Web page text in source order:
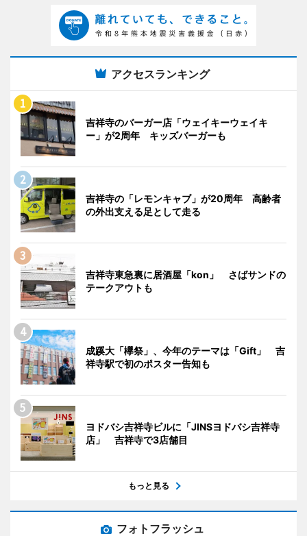
アクセスランキング
吉祥寺のバーガー店「ウェイキーウェイキ
ー」が2周年 キッズバーガーも
吉祥寺の「レモンキャブ」が20周年 高齢者
の外出支える足として走る
吉祥寺東急裏に居酒屋「kon」 さばサンドの
テークアウトも
成蹊大「欅祭」、今年のテーマは「Gift」 吉
祥寺駅で初のポスター告知も
ヨドバシ吉祥寺ビルに「JINSヨドバシ吉祥寺
店」 吉祥寺で3店舗目
もっと見る
フォトフラッシュ